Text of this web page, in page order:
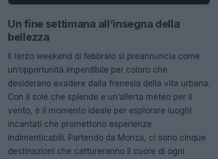
Un fine settimana all’insegna della
bellezza
Il terzo weekend di febbraio si preannuncia come
un’opportunità imperdibile per coloro che
desiderano evadere dalla frenesia della vita urbana.
Con il sole che splende e un’allerta meteo per il
vento, è il momento ideale per esplorare luoghi
incantati che promettono esperienze
indimenticabili. Partendo da Monza, ci sono cinque
destinazioni che cattureranno il cuore di ogni